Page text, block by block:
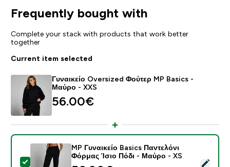
Frequently bought with
Complete your stack with products that work better
together
Current item selected
Γυναικείο Oversized Φούτερ MP Basics -
Μαύρο - XXS
56.00€‎
Select this product - MP Γυναικείο Basics Παντελόνι
MP Γυναικείο Basics Παντελόνι
Φόρμας Ίσιο Πόδι - Μαύρο - XS